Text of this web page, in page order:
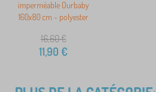
imperméable Ourbaby
160x80 cm - polyester
16,60€
11,90 €